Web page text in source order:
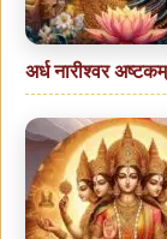
अर्ध नारीश्वर